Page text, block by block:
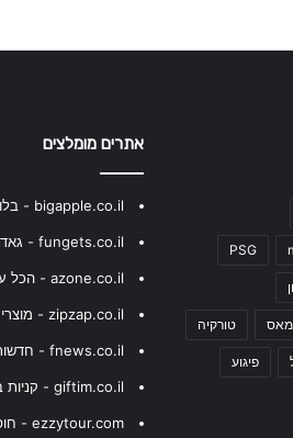
PSG
טורקיה
פיגוע
אתרים מומלצים
bigapple.co.il - בלוג בניית אתרים
fungets.co.il - גאדג'טים הכי שווים
azone.co.il - הכל על קניה באמזון
zipzap.co.il - מוצרי חשמל במחירים הגיוניים
fnews.co.il - חדשות כלכלה
giftim.co.il - קניות באינטרנט
ezzytour.com - חופשות בארץ ובעולם